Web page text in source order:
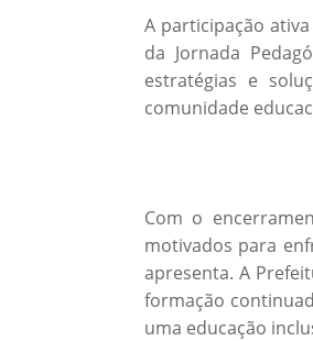
A participação
da Jornada
estratégias e
comunidade
Com o
motivados para
apresenta. A
formação
uma educação